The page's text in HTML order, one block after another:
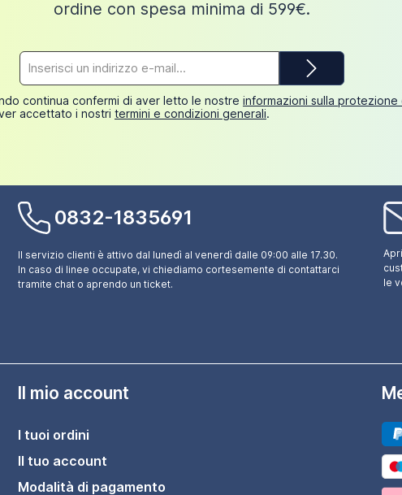
ordine con spesa minima di 599€.
e-
mail*
continua confermi di aver letto le nostre informazioni sulla protezione
accettato i nostri termini e condizioni generali.
0832-1835691
Il servizio clienti è attivo dal lunedì al venerdì dalle 09:00 alle 17.30.
In caso di linee occupate, vi chiediamo cortesemente di contattarci
tramite chat o aprendo un ticket.
le
Il mio account
I tuoi ordini
Il tuo account
Modalità di pagamento